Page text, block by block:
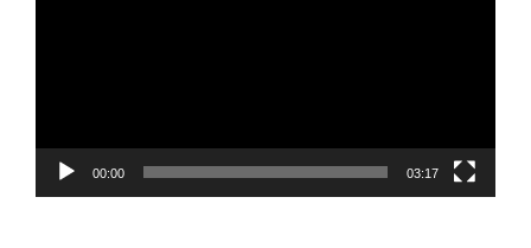
00:00 03:17